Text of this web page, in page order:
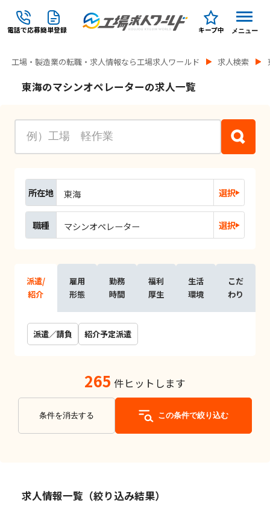
電話で応募簡単登録 キープ中 メニュー
工場・製造業の転職・求人情報なら工場求人ワールド 求人検索
東海のマシンオペレーターの求人一覧
所在地 東海 選択
職種 マシンオペレーター 選択
派遣/
紹介
雇用
形態
勤務
時間
福利
厚生
生活
環境
こだ
わり
派遣／請負 紹介予定派遣
265 件ヒットします
条件を消去する この条件で絞り込む
求人情報一覧（絞り込み結果）